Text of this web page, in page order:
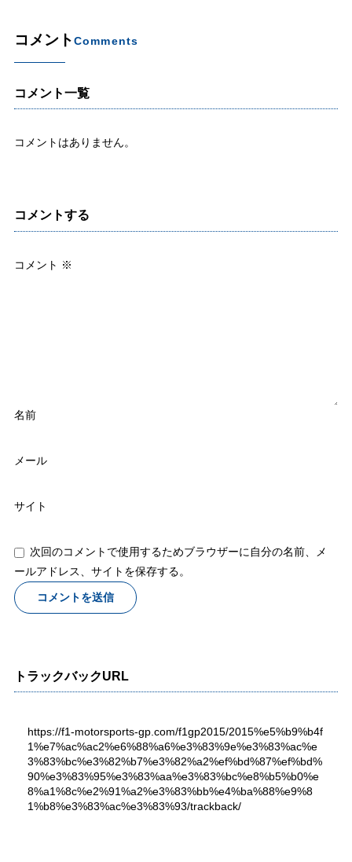
コメントComments
コメント一覧
コメントはありません。
コメントする
コメント ※
名前
メール
サイト
次回のコメントで使用するためブラウザーに自分の名前、メ
ールアドレス、サイトを保存する。
トラックバックURL
https://f1-motorsports-gp.com/f1gp2015/2015%e5%b9%b4f
1%e7%ac%ac2%e6%88%a6%e3%83%9e%e3%83%ac%e
3%83%bc%e3%82%b7%e3%82%a2%ef%bd%87%ef%bd%
90%e3%83%95%e3%83%aa%e3%83%bc%e8%b5%b0%e
8%a1%8c%e2%91%a2%e3%83%bb%e4%ba%88%e9%8
1%b8%e3%83%ac%e3%83%93/trackback/